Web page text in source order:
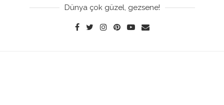
Dünya çok güzel, gezsene!